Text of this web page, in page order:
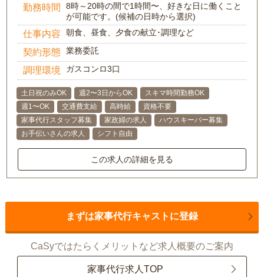
勤務時間
8時～20時の間で1時間〜、好きな日に働くこと
が可能です。(候補の日時から選択)
仕事内容 朝食、昼食、夕食の献立･調理など
契約形態 業務委託
調理環境 ガスコンロ3口
土日祝のみOK 週2〜3日からOK
スキマ時間勤務OK
週1〜OK
交通費支給 高時給
資格不要
家事代行スタッフ募集
家政婦の求人
ハウスキーパー募集
お手伝いさんの求人
シフト自由
この求人の詳細を見る
まずは家事代行キャストに登録
CaSyではたらくメリットなど求人概要のご案内
家事代行求人TOP